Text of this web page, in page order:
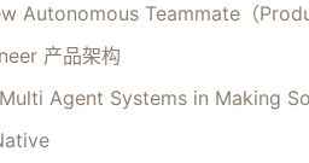
Autonomous Teammate（
产品架构
Agent Systems in Making